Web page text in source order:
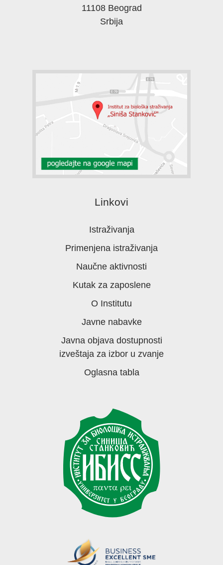
11108 Beograd
Srbija
Linkovi
Istraživanja
Primenjena istraživanja
Naučne aktivnosti
Kutak za zaposlene
O Institutu
Javne nabavke
Javna objava dostupnosti
izveštaja za izbor u zvanje
Oglasna tabla